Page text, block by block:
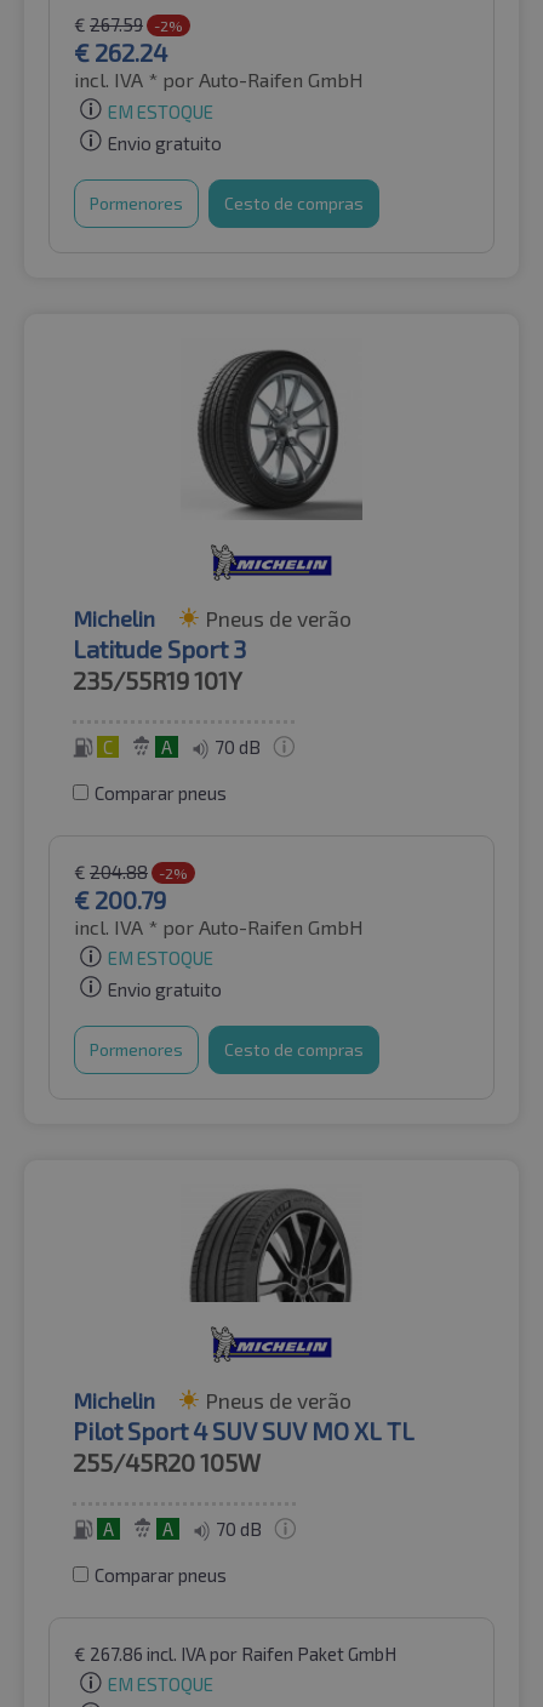
€ 267.59 -2%
€ 262.24
incl. IVA * por Auto-Raifen GmbH
EM ESTOQUE
Envio gratuito
Pormenores Cesto de compras
Michelin Pneus de verão
Latitude Sport 3
235/55R19101Y
C A 70 dB
Comparar pneus
€ 204.88 -2%
€ 200.79
incl. IVA * por Auto-Raifen GmbH
EM ESTOQUE
Envio gratuito
Pormenores Cesto de compras
Michelin Pneus de verão
Pilot Sport 4 SUV SUV MO XL TL
255/45R20105W
A A 70 dB
Comparar pneus
€ 267.86 incl. IVApor Raifen Paket GmbH
EM ESTOQUE